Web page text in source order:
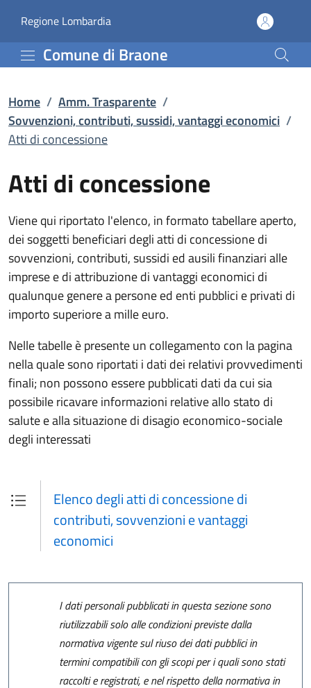
Atti di concessione |
Regione Lombardia(apre in un'altra scheda).
Comune di Braone
Home / Amm. Trasparente /
Sovvenzioni, contributi, sussidi, vantaggi economici /
Atti di concessione
Atti di concessione
Viene qui riportato l'elenco, in formato tabellare aperto,
dei soggetti beneficiari degli atti di concessione di
sovvenzioni, contributi, sussidi ed ausili finanziari alle
imprese e di attribuzione di vantaggi economici di
qualunque genere a persone ed enti pubblici e privati di
importo superiore a mille euro.
Nelle tabelle è presente un collegamento con la pagina
nella quale sono riportati i dati dei relativi provvedimenti
finali; non possono essere pubblicati dati da cui sia
possibile ricavare informazioni relative allo stato di
salute e alla situazione di disagio economico-sociale
degli interessati
Elenco degli atti di concessione di
contributi, sovvenzioni e vantaggi
economici
I dati personali pubblicati in questa sezione sono
riutilizzabili solo alle condizioni previste dalla
normativa vigente sul riuso dei dati pubblici in
termini compatibili con gli scopi per i quali sono stati
raccolti e registrati, e nel rispetto della normativa in